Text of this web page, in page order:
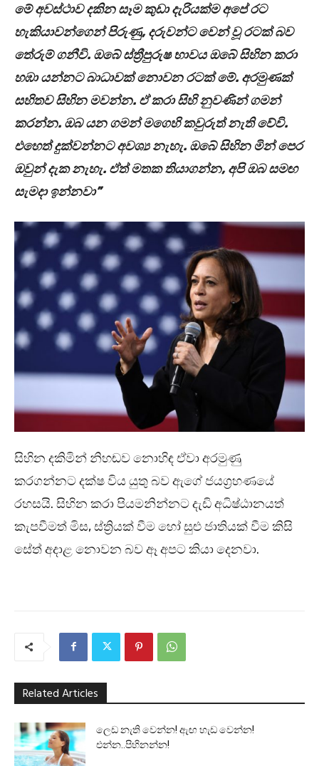
මේ අවස්ථාව දකින සෑම කුඩා දැරියක්ම අපේ රට
හැකියාවන්ගෙන් පිරුණු, දරුවන්ට වෙන් වූ රටක් බව
තේරුම් ගනීවි. ඔබේ ස්ත්‍රීපුරුෂ භාවය ඔබේ සිහින කරා
හඹා යන්නට බාධාවක් නොවන රටක් මේ. අරමුණක්
සහිතව සිහින මවන්න. ඒ කරා සිහි නුවණින් ගමන්
කරන්න. ඔබ යන ගමන් මගෙහි කවුරුත් නැති වේවි.
එහෙත් දුක්වන්නට අවශ්‍ය නැහැ. ඔබේ සිහින මින් පෙර
ඔවුන් දැක නැහැ. ඒත් මතක තියාගන්න, අපි ඔබ සමඟ
සැමදා ඉන්නවා”
සිහින දකිමින් නිහඬව නොහිඳ ඒවා අරමුණු
කරගන්නට දක්ෂ විය යුතු බව ඇගේ ජයග්‍රහණයේ
රහසයි. සිහින කරා පියමනින්නට දැඩි අධිෂ්ඨානයත්
කැපවීමත් මිස, ස්ත්‍රියක් වීම හෝ සුළු ජාතියක් වීම කිසි
සේත් අදාළ නොවන බව ඈ අපට කියා දෙනවා.
Related Articles
ලෙඩ නැති වෙන්න! ඇඟ හැඩ වෙන්න!
එන්න..පිහිනන්න!